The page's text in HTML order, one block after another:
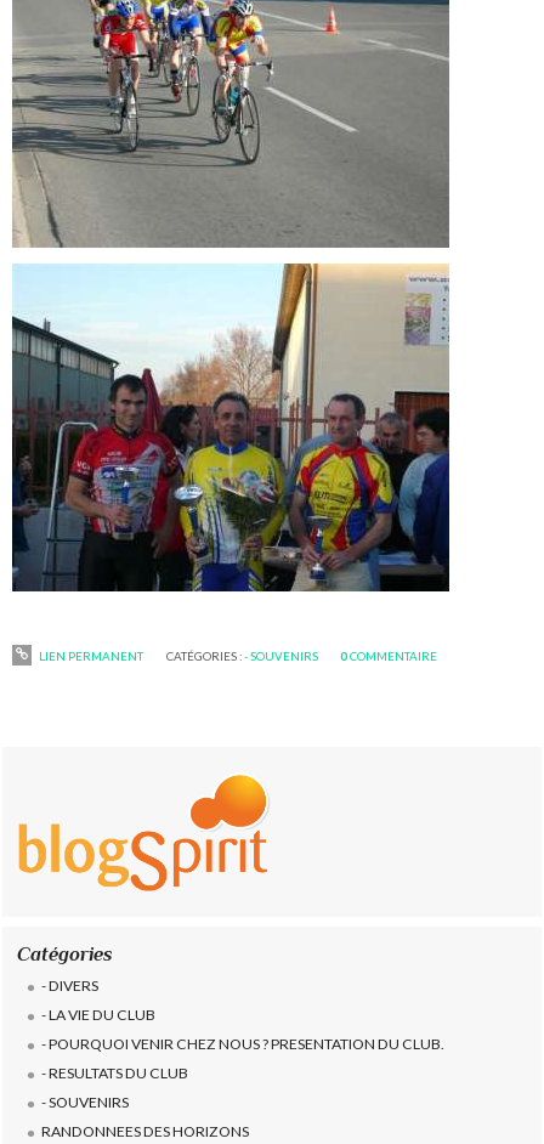
Catégories
- DIVERS
- LA VIE DU CLUB
- POURQUOI VENIR CHEZ NOUS ? PRESENTATION DU CLUB.
- RESULTATS DU CLUB
- SOUVENIRS
RANDONNEES DES HORIZONS
LIEN PERMANENT CATÉGORIES :- SOUVENIRS 0COMMENTAIRE